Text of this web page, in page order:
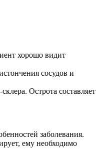
хорошо видит
сосудов и
Острота составляет
заболевания.
ему необходимо